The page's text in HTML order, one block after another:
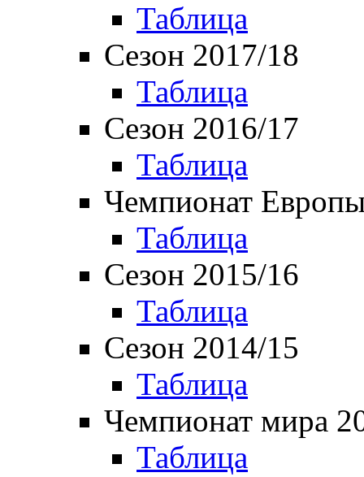
Таблица
Сезон 2017/18
Таблица
Сезон 2016/17
Таблица
Чемпионат
Таблица
Сезон 2015/16
Таблица
Сезон 2014/15
Таблица
Чемпионат мира
Таблица